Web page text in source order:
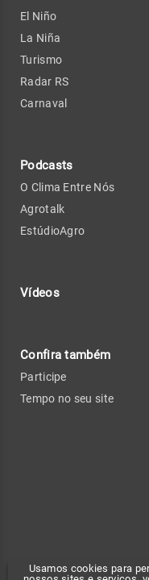
Usamos cookies para
El Niño
La Niña
Turismo
Radar RS
Carnaval
Podcasts
O Clima Entre Nós
Agrotalk
EstúdioAgro
Vídeos
Confira também
Participe
Tempo no seu site